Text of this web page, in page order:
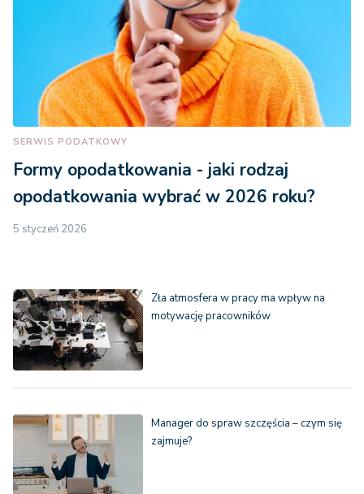
SERWIS PODATKOWY
Formy opodatkowania - jaki rodzaj
opodatkowania wybrać w 2026 roku?
5 styczeń 2026
Zła atmosfera w pracy ma wpływ na
motywację pracowników
Manager do spraw szczęścia – czym się
zajmuje?